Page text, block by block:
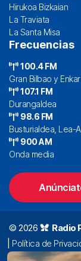
Hirukoa Bizkaian
La Traviata
La Santa Misa
Frecuencias
100.4 FM
Gran Bilbao y
107.1 FM
Durangaldea
98.6 FM
Busturialdea, Lea-
900 AM
Onda media
© 2026 Radio
Política de